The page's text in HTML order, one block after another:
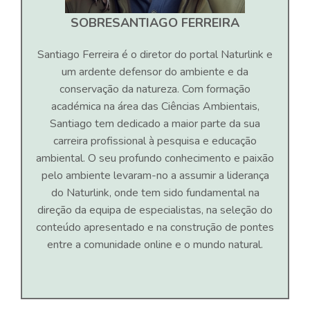
SOBRESANTIAGO FERREIRA
Santiago Ferreira é o diretor do portal Naturlink e
um ardente defensor do ambiente e da
conservação da natureza. Com formação
académica na área das Ciências Ambientais,
Santiago tem dedicado a maior parte da sua
carreira profissional à pesquisa e educação
ambiental. O seu profundo conhecimento e paixão
pelo ambiente levaram-no a assumir a liderança
do Naturlink, onde tem sido fundamental na
direção da equipa de especialistas, na seleção do
conteúdo apresentado e na construção de pontes
entre a comunidade online e o mundo natural.